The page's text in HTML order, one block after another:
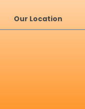
Our Location